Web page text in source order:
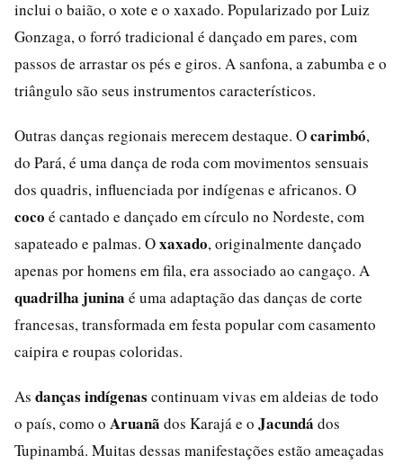
inclui o baião, o xote e o xaxado. Popularizado por Luiz
Gonzaga, o forró tradicional é dançado em pares, com
passos de arrastar os pés e giros. A sanfona, a zabumba e o
triângulo são seus instrumentos característicos.
Outras danças regionais merecem destaque. Ocarimbó,
do Pará, é uma dança de roda com movimentos sensuais
dos quadris, influenciada por indígenas e africanos. O
coco é cantado e dançado em círculo no Nordeste, com
sapateado e palmas. Oxaxado, originalmente dançado
apenas por homens em fila, era associado ao cangaço. A
quadrilha junina é uma adaptação das danças de corte
francesas, transformada em festa popular com casamento
caipira e roupas coloridas.
As danças indígenas continuam vivas em aldeias de todo
o país, como o Aruanã dos Karajá e o Jacundá dos
Tupinambá. Muitas dessas manifestações estão ameaçadas